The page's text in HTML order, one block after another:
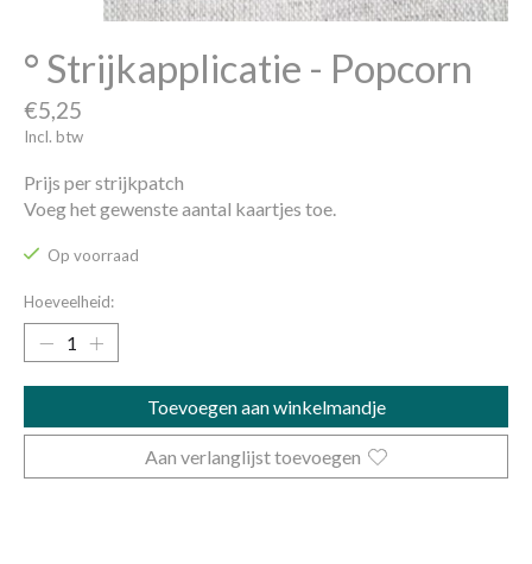
° Strijkapplicatie - Popcorn
€5,25
Incl. btw
Prijs per strijkpatch
Voeg het gewenste aantal kaartjes toe.
Op voorraad
Hoeveelheid:
Toevoegen aan winkelmandje
Aan verlanglijst toevoegen